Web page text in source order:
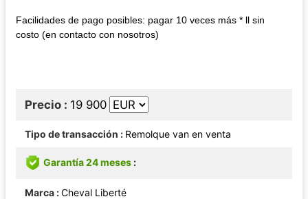
Facilidades de pago posibles: pagar 10 veces más * ll sin
costo (en contacto con nosotros)
Precio 19 900
Tipo de transacción Remolque van en venta
Garantía 24 meses
Marca Cheval Liberté